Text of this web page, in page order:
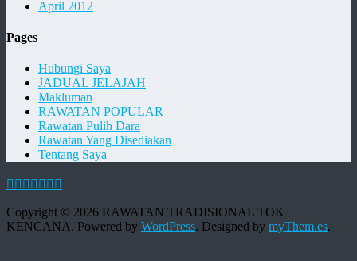
April 2012
Pages
Hubungi Saya
JADUAL JELAJAH
Makluman
RAWATAN POPULAR
Rawatan Pulih Dara
Rawatan Yang Disediakan
Tentang Saya
Copyright © 2026 RAWATAN TRADISIONAL TOK
KENCANA. Powered by WordPress. Designed by myThem.es.